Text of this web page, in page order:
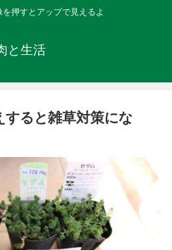
押すとアップで見えるよ
と生活
すると雑草対策にな